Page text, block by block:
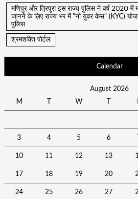
मणिपुर और त्रिपुरा इस राज्य पुलिस ने वर्ष 2020 में
जानने के लिए राज्य भर में "नो युवर केस" (KYC)
पुलिस
श्रमशक्ति पोर्टल
Calendar
August 2026
M
W
3 4 5 6
10 11 12 13
17 18 19 20
24 25 26 27